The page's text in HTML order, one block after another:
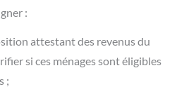
:
attestant des revenus du
si ces ménages sont éligibles
;